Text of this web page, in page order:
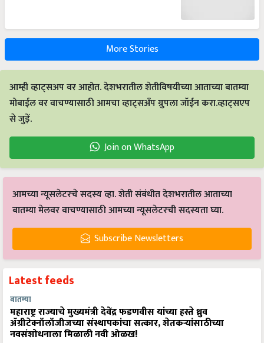
More Stories
आम्ही व्हाट्सअप वर आहोत. देशभरातील शेतीविषयीच्या आताच्या बातम्या
मोबाईल वर वाचण्यासाठी आमचा व्हाट्सअँप ग्रुपला जॉईन करा.व्हाट्सएप
से जुड़ें.
Join on WhatsApp
आमच्या न्यूसलेटरचे सदस्य व्हा. शेती संबंधीत देशभरातील आताच्या
बातम्या मेलवर वाचण्यासाठी आमच्या न्यूसलेटरची सदस्यता घ्या.
Subscribe Newsletters
Latest feeds
बातम्या
महाराष्ट्र राज्याचे मुख्यमंत्री देवेंद्र फडणवीस यांच्या हस्ते ध्रुव
ॲग्रीटेक्नॉलॉजीजच्या संस्थापकांचा सत्कार, शेतकऱ्यांसाठीच्या
नवसंशोधनाला मिळाली नवी ओळख!